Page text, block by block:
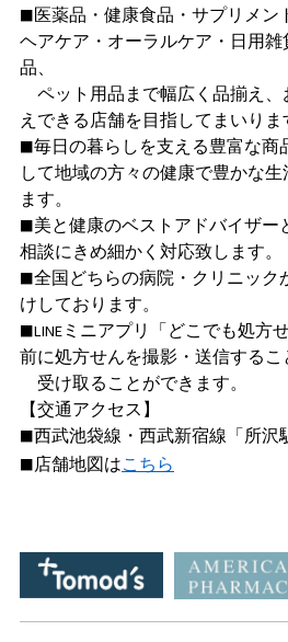
■医薬品・健康食品・サプリメン
ヘアケア・オーラルケア・日用雑
品、
ペット用品まで幅広く品揃え、
えできる店舗を目指してまいりま
■毎日の暮らしを支える豊富な商
して地域の方々の健康で豊かな
ます。
■美と健康のベストアドバイザー
相談にきめ細かく対応致します。
■全国どちらの病院・クリニック
けしております。
■LINE ミニアプリ「どこでも処方
前に処方せんを撮影・送信する
受け取ることができます。
【交通アクセス】
■西武池袋線・西武新宿線「所
■店舗地図はこちら